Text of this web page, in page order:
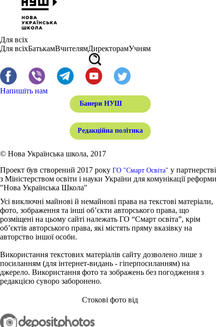
Для всіх
Для всіхБатькамВчителямДиректорамУчням
Напишіть нам
Банери НУШ
Редакційна політика
© Нова Українська школа, 2017
Проект був створений 2017 року ГО "Смарт Освіта" у партнерстві
з Міністерством освіти і науки України для комунікації реформи
"Нова Українська Школа"
Усі виключні майнові й немайнові права на текстові матеріали,
фото, зображення та інші об’єкти авторського права, що
розміщені на цьому сайті належать ГО “Смарт освіта”, крім
об’єктів авторського права, які містять пряму вказівку на
авторство іншої особи.
Використання текстових матеріалів сайту дозволено лише з
посиланням (для інтернет-видань - гіперпосиланням) на
джерело. Використання фото та зображень без погодження з
редакцією суворо заборонено.
Стокові фото від